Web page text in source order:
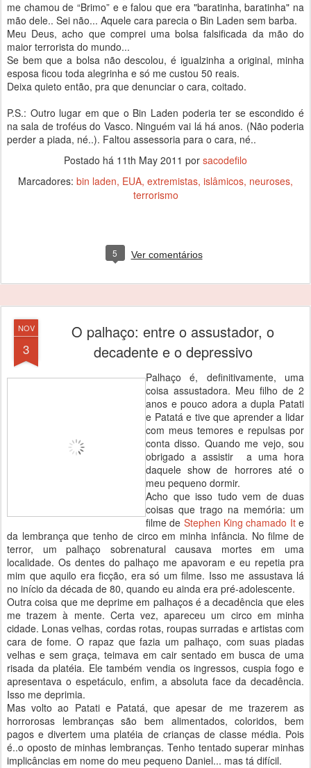
me chamou de “Brimo” e e falou que era "baratinha, baratinha" na
mão dele.. Sei não... Aquele cara parecia o Bin Laden sem barba.
Meu Deus, acho que comprei uma bolsa falsificada da mão do
maior terrorista do mundo...
Se bem que a bolsa não descolou, é igualzinha a original, minha
esposa ficou toda alegrinha e só me custou 50 reais.
Deixa quieto então, pra que denunciar o cara, coitado.
P.S.: Outro lugar em que o Bin Laden poderia ter se escondido é
na sala de troféus do Vasco. Ninguém vai lá há anos. (Não poderia
perder a piada, né..). Faltou assessoria para o cara, né..
Postado há 11th May 2011 por sacodefilo
Marcadores: bin laden EUA extremistas islâmicos neuroses
terrorismo
5 Ver comentários
NOV
3
O palhaço: entre o assustador, o
decadente e o depressivo
Palhaço é, definitivamente, uma
coisa assustadora. Meu filho de 2
anos e pouco adora a dupla Patati
e Patatá e tive que aprender a lidar
com meus temores e repulsas por
conta disso. Quando me vejo, sou
obrigado a assistir a uma hora
daquele show de horrores até o
meu pequeno dormir.
Acho que isso tudo vem de duas
coisas que trago na memória: um
filme de Stephen King chamado Ite
da lembrança que tenho de circo em minha infância. No filme de
terror, um palhaço sobrenatural causava mortes em uma
localidade. Os dentes do palhaço me apavoram e eu repetia pra
mim que aquilo era ficção, era só um filme. Isso me assustava lá
no início da década de 80, quando eu ainda era pré-adolescente.
Outra coisa que me deprime em palhaços é a decadência que eles
me trazem à mente. Certa vez, apareceu um circo em minha
cidade. Lonas velhas, cordas rotas, roupas surradas e artistas com
cara de fome. O rapaz que fazia um palhaço, com suas piadas
velhas e sem graça, teimava em cair sentado em busca de uma
risada da platéia. Ele também vendia os ingressos, cuspia fogo e
apresentava o espetáculo, enfim, a absoluta face da decadência.
Isso me deprimia.
Mas volto ao Patati e Patatá, que apesar de me trazerem as
horrorosas lembranças são bem alimentados, coloridos, bem
pagos e divertem uma platéia de crianças de classe média. Pois
é..o oposto de minhas lembranças. Tenho tentado superar minhas
implicâncias em nome do meu pequeno Daniel... mas tá difícil.